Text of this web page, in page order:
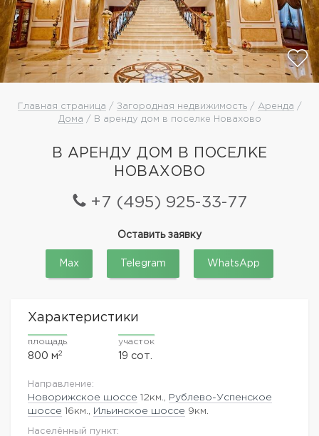
Главная страница / Загородная недвижимость/ Аренда /
Дома / В аренду дом в поселке Новахово
В АРЕНДУ ДОМ В ПОСЕЛКЕ
НОВАХОВО
+7 (495) 925-33-77
Оставить заявку
Max Telegram WhatsApp
Характеристики
площадь
800 м2
участок
19 сот.
Направление:
Новорижское шоссе 12км.,
Рублево-Успенское
шоссе 16км., Ильинское шоссе 9км.
Населённый пункт: